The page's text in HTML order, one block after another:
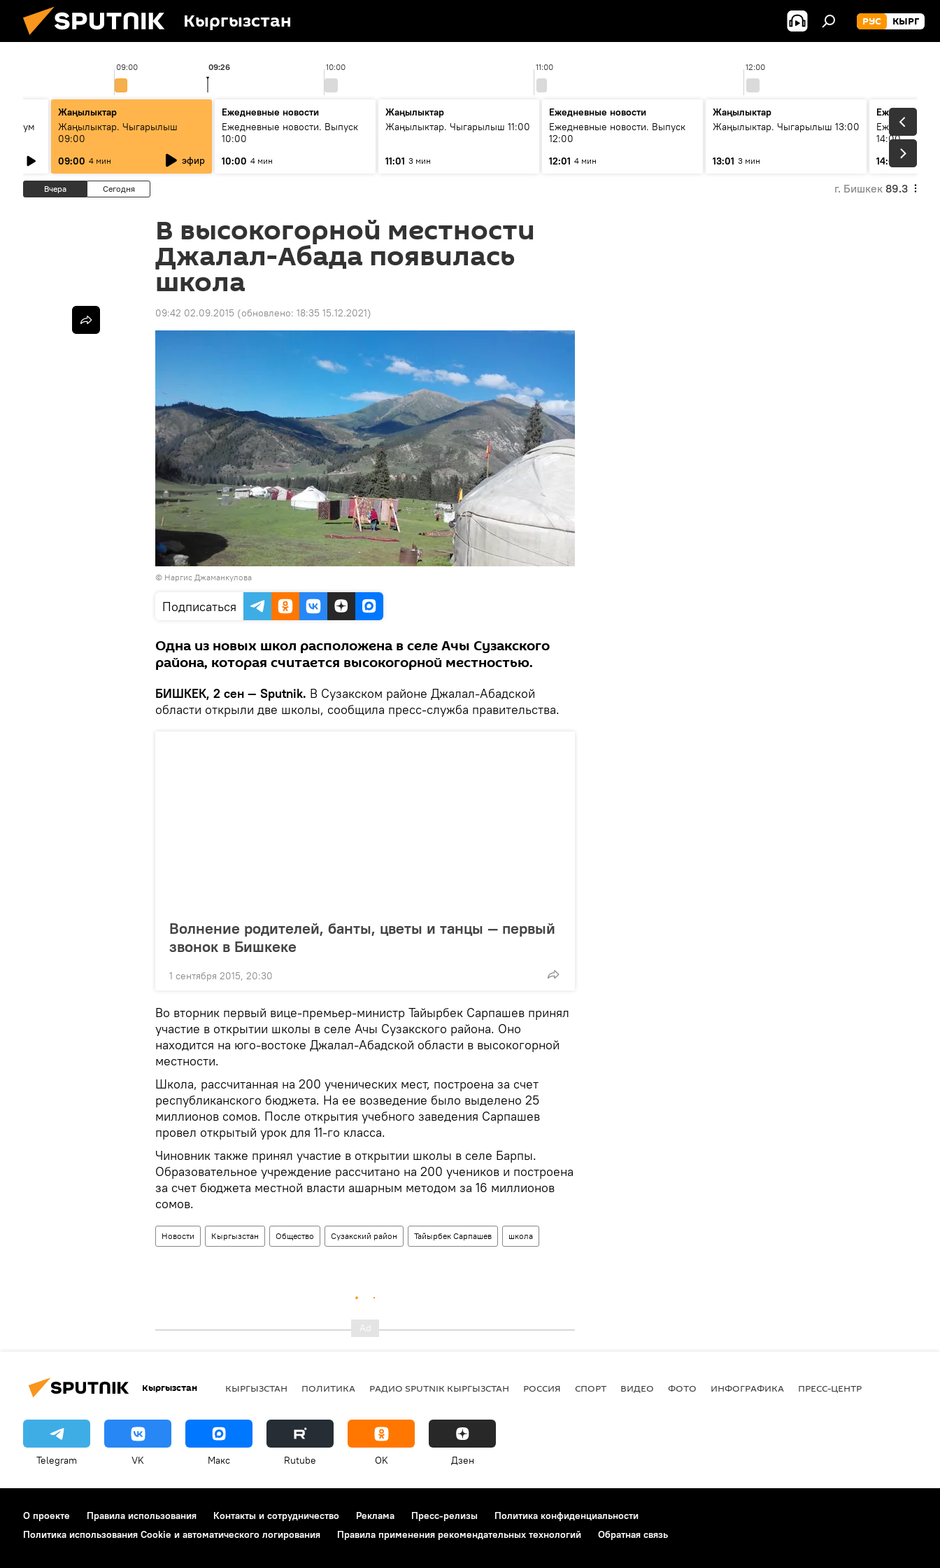
Кыргызстан РУС КЫРГ
09:00 10:00 11:00 12:00
09:26
бум
Жаңылыктар
Жаңылыктар. Чыгарылыш
09:00
09:00 4 мин эфир
Ежедневные новости
Ежедневные новости. Выпуск
10:00
10:00 4 мин
Жаңылыктар
Жаңылыктар. Чыгарылыш 11:00
11:01 3 мин
Ежедневные новости
Ежедневные новости. Выпуск
12:00
12:01 4 мин
Жаңылыктар
Жаңылыктар. Чыгарылыш 13:00
13:01 3 мин
Ежедневные
Ежедневные
14:00
14:01
3 мин
Вчера Сегодня г. Бишкек 89.3
В высокогорной местности
Джалал-Абада появилась
школа
09:42 02.09.2015 (обновлено: 18:35 15.12.2021)
© Наргис Джаманкулова
Подписаться
Одна из новых школ расположена в селе Ачы Сузакского
района, которая считается высокогорной местностью.
БИШКЕК, 2 сен — Sputnik. В Сузакском районе Джалал-Абадской
области открыли две школы, сообщила пресс-служба правительства.
Волнение родителей, банты, цветы и танцы — первый
звонок в Бишкеке
1 сентября 2015, 20:30
Во вторник первый вице-премьер-министр Тайырбек Сарпашев принял
участие в открытии школы в селе Ачы Сузакского района. Оно
находится на юго-востоке Джалал-Абадской области в высокогорной
местности.
Школа, рассчитанная на 200 ученических мест, построена за счет
республиканского бюджета. На ее возведение было выделено 25
миллионов сомов. После открытия учебного заведения Сарпашев
провел открытый урок для 11-го класса.
Чиновник также принял участие в открытии школы в селе Барпы.
Образовательное учреждение рассчитано на 200 учеников и построена
за счет бюджета местной власти ашарным методом за 16 миллионов
сомов.
Новости Кыргызстан Общество Сузакский район Тайырбек Сарпашев школа
Кыргызстан КЫРГЫЗСТАН ПОЛИТИКА РАДИО SPUTNIK КЫРГЫЗСТАН РОССИЯ СПОРТ ВИДЕО ФОТО ИНФОГРАФИКА ПРЕСС-ЦЕНТР
Telegram VK Макс Rutube OK Дзен
О проекте Правила использования Контакты и сотрудничество Реклама Пресс-релизы
Политика конфиденциальности
Политика использования Cookie и автоматического логирования
Правила применения рекомендательных технологий Обратная связь